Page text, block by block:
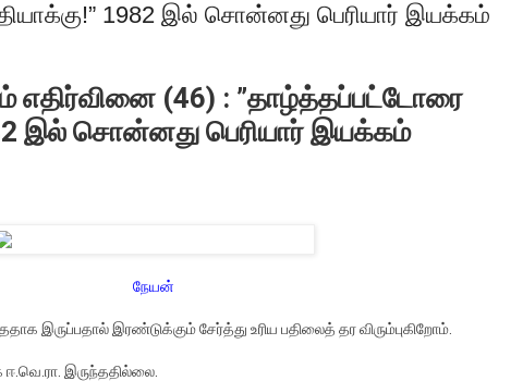
1982 இல் சொன்னது பெரியார் இயக்கம்
எதிர்வினை (46) : ”தாழ்த்தப்பட்டோரை
இல் சொன்னது பெரியார் இயக்கம்
நேயன்
இருப்பதால் இரண்டுக்கும் சேர்த்து உரிய பதிலைத் தர விரும்புகிறோம்.
இருந்ததில்லை.